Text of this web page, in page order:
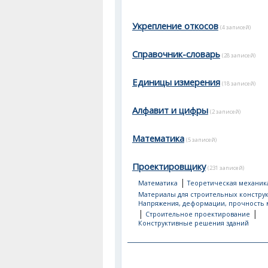
Укрепление откосов (4 записей)
Справочник-словарь (28 записей)
Единицы измерения (18 записей)
Алфавит и цифры (2 записей)
Математика (5 записей)
Проектировщику (231 записей)
Математика |Теоретическая
Материалы для строительных
Напряжения, деформации, прочность
| Строительное проектирование |
Конструктивные решения зданий